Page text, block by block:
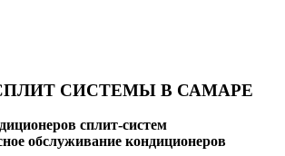
СИСТЕМЫ В САМАРЕ
сплит-систем
обслуживание кондиционеров